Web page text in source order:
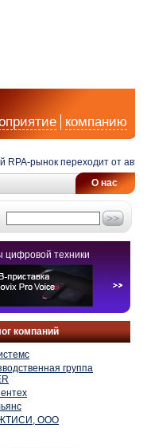
компанию
рынок переходит от
О нас
цифровой техники
компаний
группа
ООО